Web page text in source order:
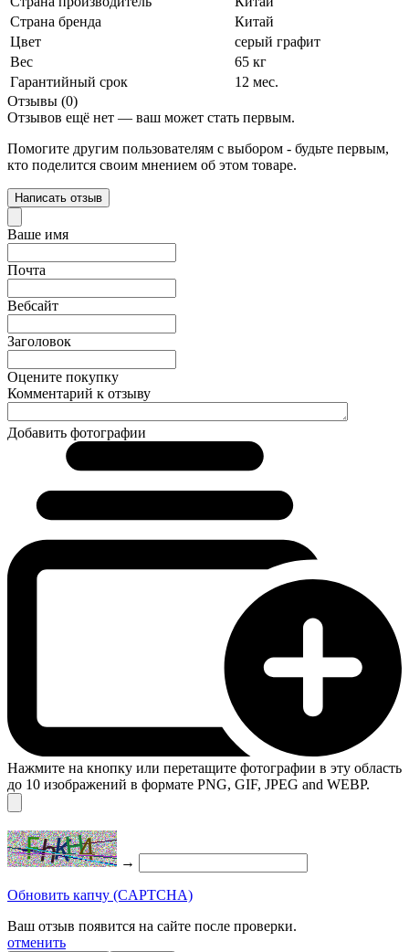
Страна бренда
Китай
Цвет
серый графит
Вес
65 кг
Гарантийный срок
12 мес.
Отзывы (0)
Отзывов ещё нет — ваш может стать первым.
Помогите другим пользователям с выбором - будьте первым,
кто поделится своим мнением об этом товаре.
Написать отзыв
Ваше имя
Почта
Вебсайт
Заголовок
Оцените покупку
Комментарий к отзыву
Добавить фотографии
Нажмите на кнопку или перетащите фотографии в эту область
до 10 изображений в формате PNG, GIF, JPEG and WEBP.
→
Обновить капчу (CAPTCHA)
Ваш отзыв появится на сайте после проверки.
отменить